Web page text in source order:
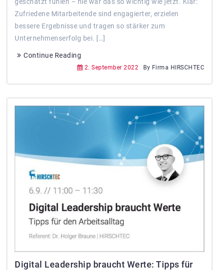
Zufriedene Mitarbeitende sind engagierter, erzielen
bessere Ergebnisse und tragen so stärker zum
Unternehmenserfolg bei. […]
Continue Reading
2. September 2022 By Firma HIRSCHTEC
Digital Leadership braucht Werte: Tipps für